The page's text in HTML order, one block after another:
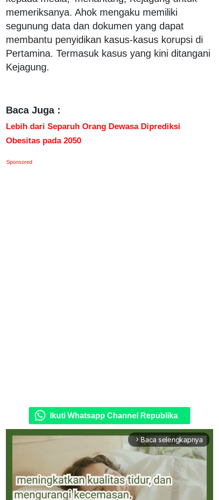
memeriksanya. Ahok mengaku memiliki
segunung data dan dokumen yang dapat
membantu penyidikan kasus-kasus korupsi di
Pertamina. Termasuk kasus yang kini ditangani
Kejagung.
Baca Juga :
Lebih dari Separuh Orang Dewasa Diprediksi
Obesitas pada 2050
Sponsored
Ikuti Whatsapp Channel Republika
arrow_forward_ios Baca selengkapnya